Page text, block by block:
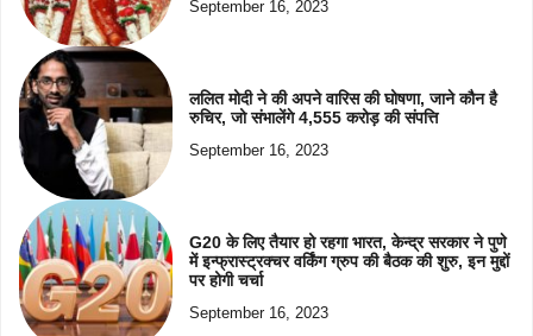
September 16, 2023
ललित मोदी ने की अपने वारिस की घोषणा, जाने कौन है
रुचिर, जो संभालेंगे 4,555 करोड़ की संपत्ति
September 16, 2023
G20 के लिए तैयार हो रहगा भारत, केन्द्र सरकार ने पुणे
में इन्फ्रास्ट्रक्चर वर्किंग ग्रुप की बैठक की शुरु, इन मुद्दों
पर होगी चर्चा
September 16, 2023